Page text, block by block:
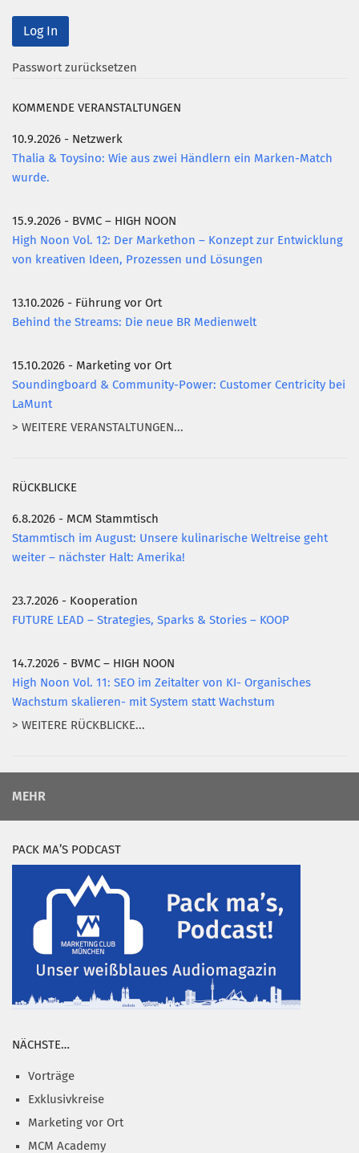
Passwort zurücksetzen
KOMMENDE VERANSTALTUNGEN
10.9.2026 - Netzwerk
Thalia & Toysino: Wie aus zwei Händlern ein Marken-Match
wurde.
15.9.2026 - BVMC – HIGH NOON
High Noon Vol. 12: Der Markethon – Konzept zur Entwicklung
von kreativen Ideen, Prozessen und Lösungen
13.10.2026 - Führung vor Ort
Behind the Streams: Die neue BR Medienwelt
15.10.2026 - Marketing vor Ort
Soundingboard & Community-Power: Customer Centricity bei
LaMunt
> WEITERE VERANSTALTUNGEN...
RÜCKBLICKE
6.8.2026 - MCM Stammtisch
Stammtisch im August: Unsere kulinarische Weltreise geht
weiter – nächster Halt: Amerika!
23.7.2026 - Kooperation
FUTURE LEAD – Strategies, Sparks & Stories – KOOP
14.7.2026 - BVMC – HIGH NOON
High Noon Vol. 11: SEO im Zeitalter von KI- Organisches
Wachstum skalieren- mit System statt Wachstum
> WEITERE RÜCKBLICKE...
MEHR
PACK MA’S PODCAST
NÄCHSTE…
Vorträge
Exklusivkreise
Marketing vor Ort
MCM Academy